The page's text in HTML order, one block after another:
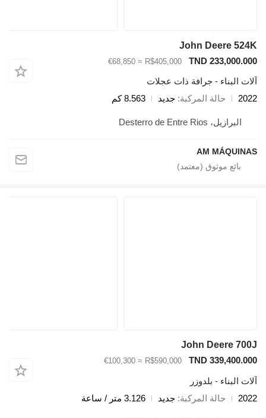
John Deere 524K
TND 233,000.000
R$405,000
≈ €68,850
آلات البناء - جرافة ذات عجلات
2022
حالة المركبة جديد 8.563 كم
البرازيل، Desterro de Entre Rios
AM MÁQUINAS
John Deere 700J
TND 339,400.000
R$590,000
≈ €100,300
آلات البناء - بلدوزر
2022
حالة المركبة جديد 3.126 متر / ساعة